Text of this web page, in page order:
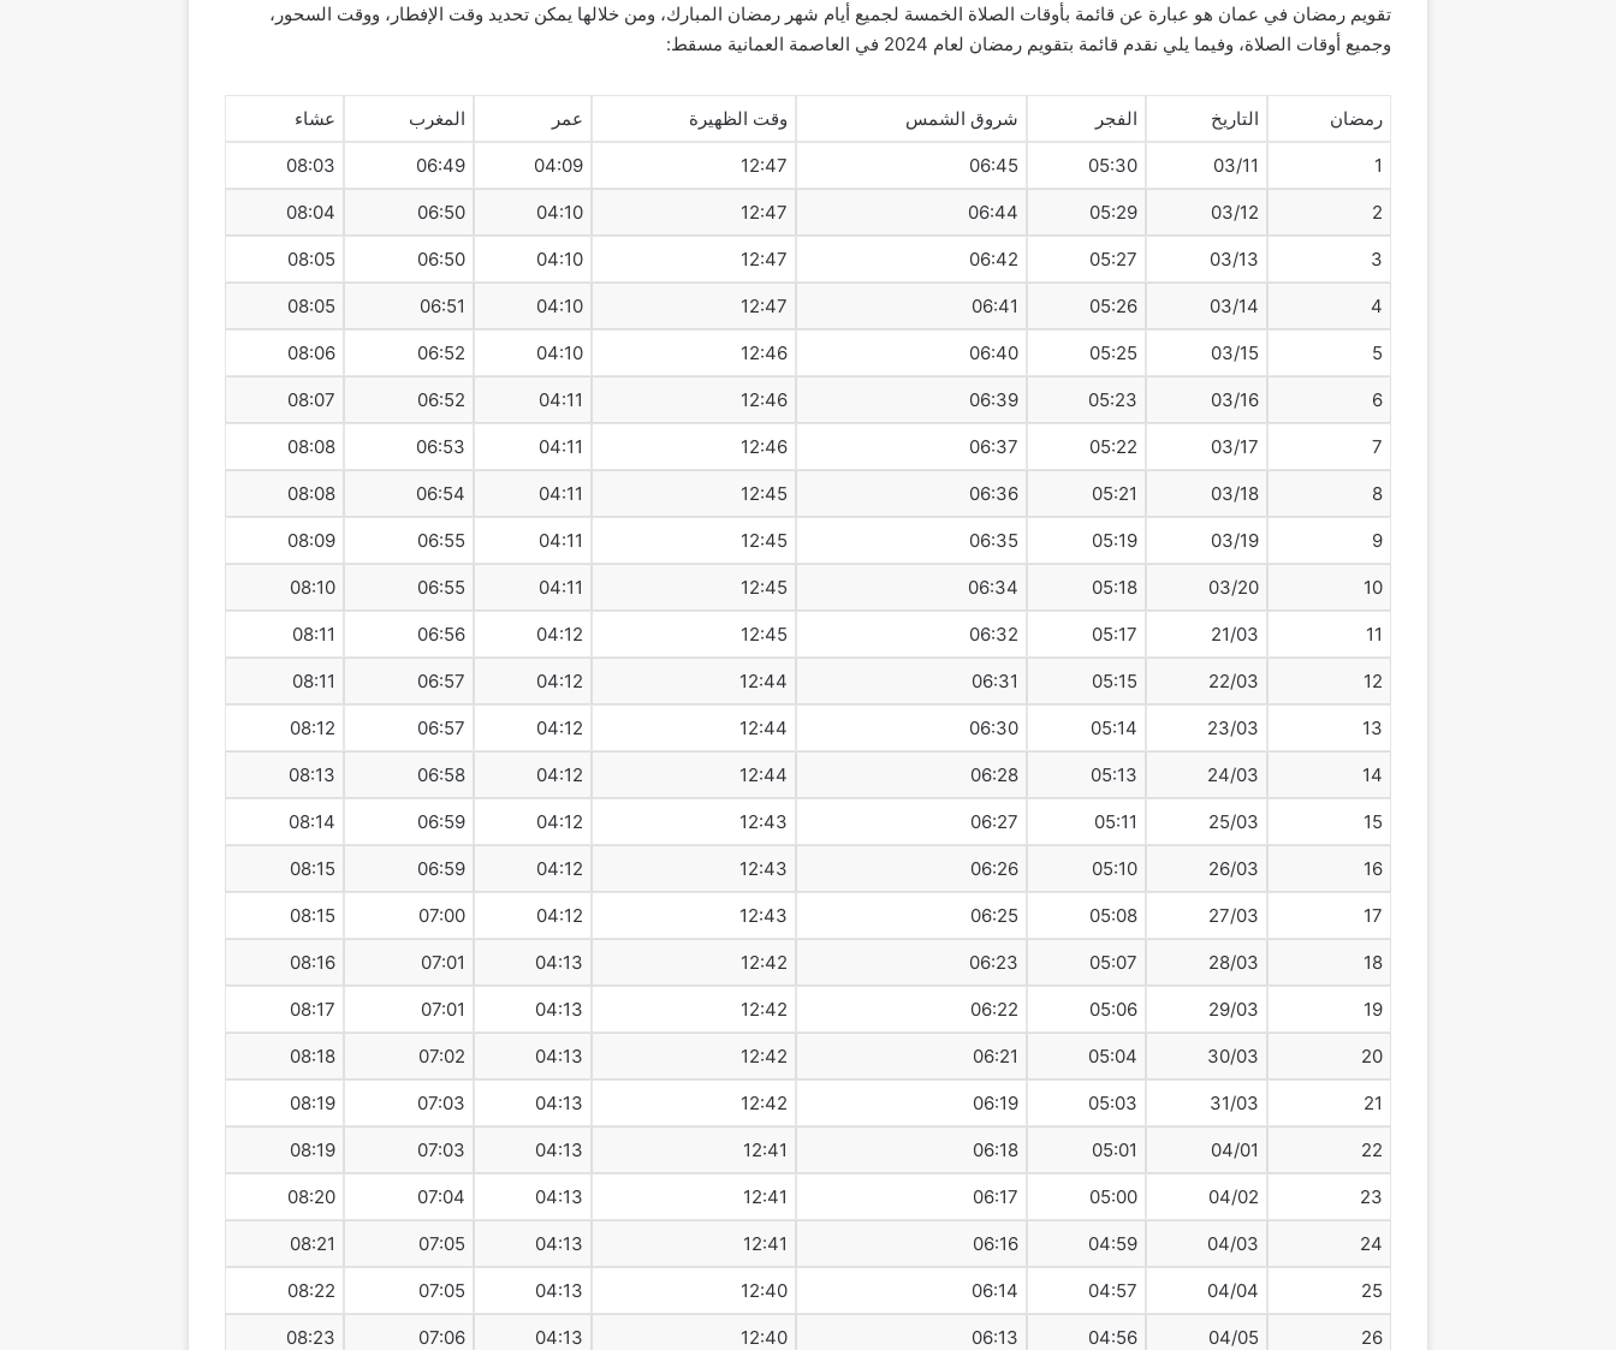
تقويم رمضان في عمان هو عبارة عن قائمة بأوقات الصلاة الخمسة لجميع أيام شهر رمضان المبارك، ومن خلالها يمكن تحديد وقت الإفطار، ووقت السحور،
وجميع أوقات الصلاة، وفيما يلي نقدم قائمة بتقويم رمضان لعام 2024 في العاصمة العمانية مسقط:
رمضان التاريخ الفجر شروق الشمس وقت الظهيرة عمر المغرب عشاء
1
03/11
05:30
06:45
12:47
04:09
06:49
08:03
2
03/12
05:29
06:44
12:47
04:10
06:50
08:04
3
03/13
05:27
06:42
12:47
04:10
06:50
08:05
4
03/14
05:26
06:41
12:47
04:10
06:51
08:05
5
03/15
05:25
06:40
12:46
04:10
06:52
08:06
6
03/16
05:23
06:39
12:46
04:11
06:52
08:07
7
03/17
05:22
06:37
12:46
04:11
06:53
08:08
8
03/18
05:21
06:36
12:45
04:11
06:54
08:08
9
03/19
05:19
06:35
12:45
04:11
06:55
08:09
10
03/20
05:18
06:34
12:45
04:11
06:55
08:10
11
21/03
05:17
06:32
12:45
04:12
06:56
08:11
12
22/03
05:15
06:31
12:44
04:12
06:57
08:11
13
23/03
05:14
06:30
12:44
04:12
06:57
08:12
14
24/03
05:13
06:28
12:44
04:12
06:58
08:13
15
25/03
05:11
06:27
12:43
04:12
06:59
08:14
16
26/03
05:10
06:26
12:43
04:12
06:59
08:15
17
27/03
05:08
06:25
12:43
04:12
07:00
08:15
18
28/03
05:07
06:23
12:42
04:13
07:01
08:16
19
29/03
05:06
06:22
12:42
04:13
07:01
08:17
20
30/03
05:04
06:21
12:42
04:13
07:02
08:18
21
31/03
05:03
06:19
12:42
04:13
07:03
08:19
22
04/01
05:01
06:18
12:41
04:13
07:03
08:19
23
04/02
05:00
06:17
12:41
04:13
07:04
08:20
24
04/03
04:59
06:16
12:41
04:13
07:05
08:21
25
04/04
04:57
06:14
12:40
04:13
07:05
08:22
26
04/05
04:56
06:13
12:40
04:13
07:06
08:23